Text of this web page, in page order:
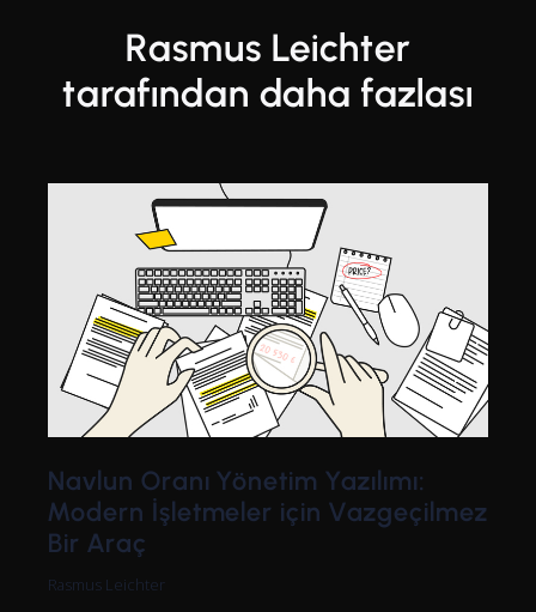
Rasmus Leichter
tarafından daha fazlası
Navlun Oranı Yönetim Yazılımı:
Modern İşletmeler için Vazgeçilmez
Bir Araç
Rasmus Leichter